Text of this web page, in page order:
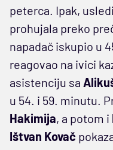
peterca. Ipak,
prohujala preko
napadač iskupio u
reagovao na ivici
asistenciju sa
u 54. i 59. minutu.
Hakimija, a potom i
Ištvan Kovač